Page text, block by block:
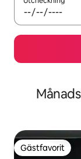
Gästfavorit
Gästfavorit